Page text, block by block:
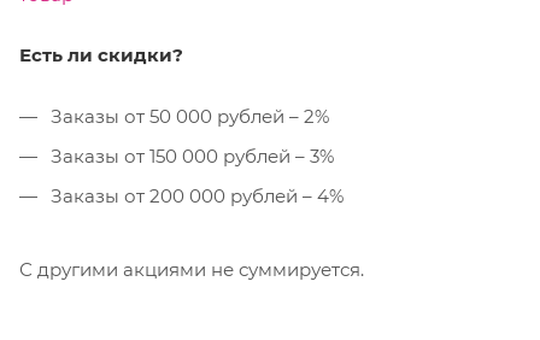
Есть ли скидки?
Заказы от 50 000 рублей – 2%
Заказы от 150 000 рублей – 3%
Заказы от 200 000 рублей – 4%
С другими акциями не суммируется.